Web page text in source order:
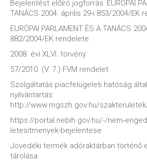
Bejelentést előíró jogforrás: EURÓPAI
TANÁCS 2004. április 29-i 853/2004/EK
EURÓPAI PARLAMENT ÉS A TANÁCS
882/2004/EK rendelete
2008. évi XLVI. törvény
57/2010. (V. 7.) FVM rendelet
Szolgáltatás piacfelügeleti hatóság
nyilvántartás:
http://www.mgszh.gov.hu/
https://portal.nebih.gov.hu/-/nem-
letesitmenyek-bejelentese
Jövedéki termék adóraktárban történő
tárolása.